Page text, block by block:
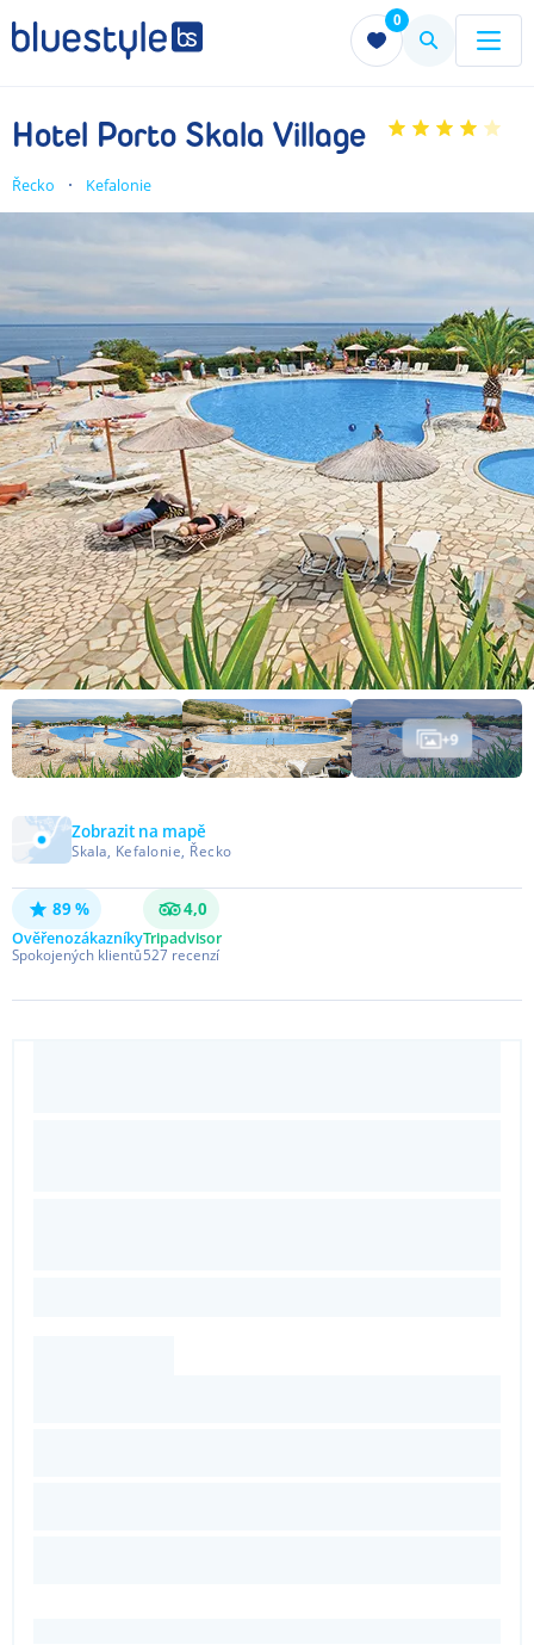
0
Menu Menu
Hotel Porto Skala Village
Řecko Kefalonie
+9
Zobrazit na mapě
Skala, Kefalonie, Řecko
89 %
Ověřenozákazníky
Spokojených klientů
4,0
Tripadvisor
527 recenzí